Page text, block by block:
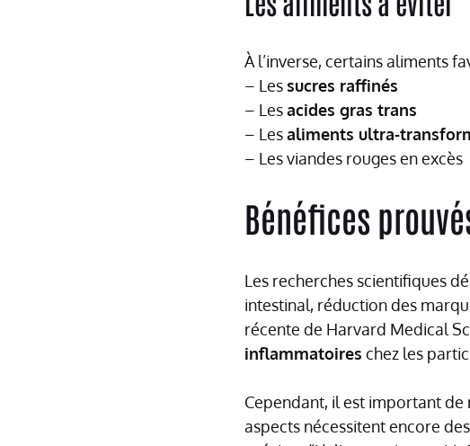
À l’inverse, certains aliments
– Les sucres raffinés
– Lesacides gras trans
– Lesaliments ultra-
– Les viandes rouges en excès
Bénéfices
Les recherches scientifiques
intestinal, réduction des
récente de Harvard Medical
inflammatoires chez les
Cependant, il est important
aspects nécessitent encore